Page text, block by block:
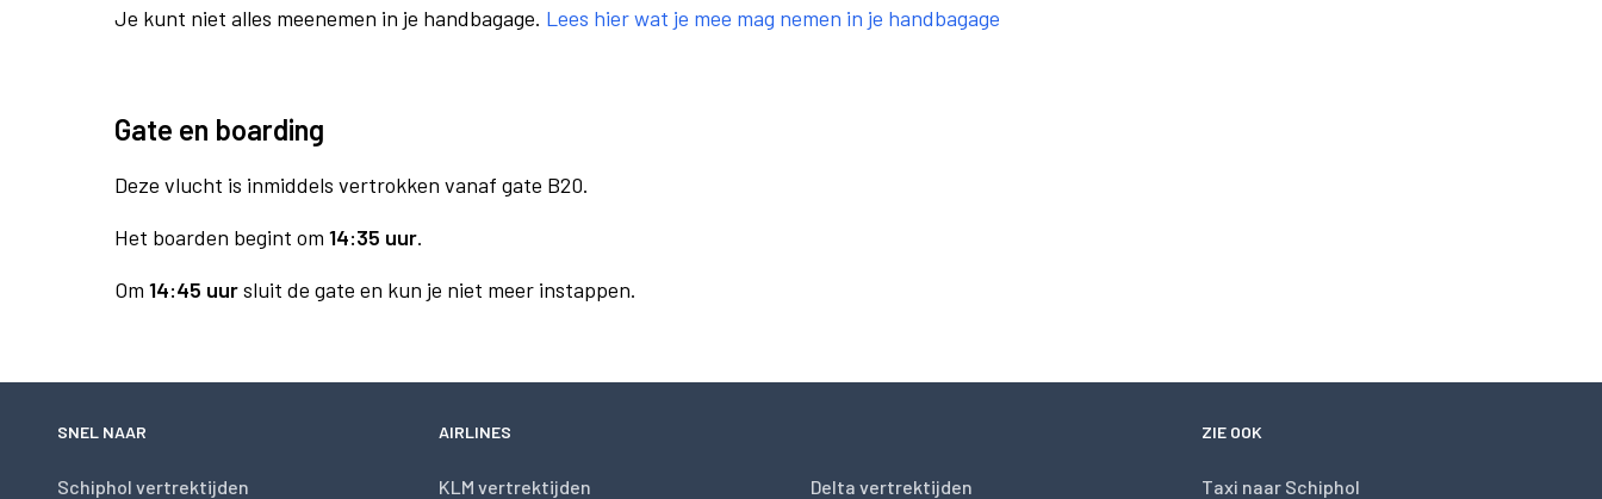
Je kunt niet alles meenemen in je handbagage. Lees hier wat je mee mag nemen in je handbagage
Gate en boarding
Deze vlucht is inmiddels vertrokken vanaf gate B20.
Het boarden begint om 14:35 uur.
Om 14:45 uursluit de gate en kun je niet meer instappen.
SNEL NAAR
Schiphol vertrektijden
AIRLINES
KLM vertrektijden Delta vertrektijden
ZIE OOK
Taxi naar Schiphol